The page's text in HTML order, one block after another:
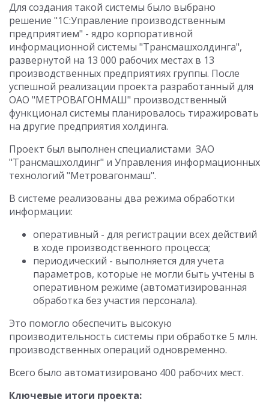
Для создания такой системы было выбрано
решение "1С:Управление производственным
предприятием" - ядро корпоративной
информационной системы "Трансмашхолдинга",
развернутой на 13 000 рабочих местах в 13
производственных предприятиях группы. После
успешной реализации проекта разработанный для
ОАО "МЕТРОВАГОНМАШ" производственный
функционал системы планировалось тиражировать
на другие предприятия холдинга.
Проект был выполнен специалистами ЗАО
"Трансмашхолдинг" и Управления информационных
технологий "Метровагонмаш".
В системе реализованы два режима обработки
информации:
оперативный - для регистрации всех действий
в ходе производственного процесса;
периодический - выполняется для учета
параметров, которые не могли быть учтены в
оперативном режиме (автоматизированная
обработка без участия персонала).
Это помогло обеспечить высокую
производительность системы при обработке 5 млн.
производственных операций одновременно.
Всего было автоматизировано 400 рабочих мест.
Ключевые итоги проекта: